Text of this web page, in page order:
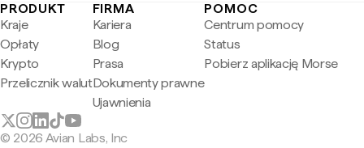
PRODUKT
Kraje
Opłaty
Krypto
Przelicznik walut
FIRMA
Kariera
Blog
Prasa
Dokumenty prawne
Ujawnienia
POMOC
Centrum pomocy
Status
Pobierz aplikację Morse
© 2026 Avian Labs, Inc